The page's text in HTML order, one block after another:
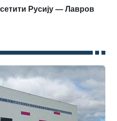
Русију — Лавров